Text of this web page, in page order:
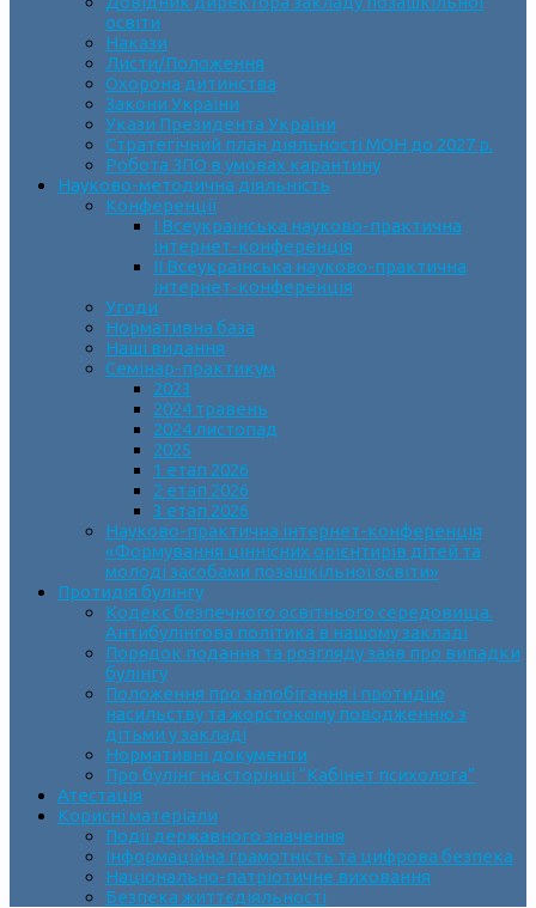
освіти
Накази
Листи/Положення
Охорона дитинства
Закони України
Укази Президента України
Стратегічний план діяльності МОН до 2027 р.
Робота ЗПО в умовах карантину
Науково-методична діяльність
Конференції
І Всеукраїнська науково-практична
інтернет-конференція
ІІ Всеукраїнська науково-практична
інтернет-конференція
Угоди
Нормативна база
Наші видання
Семінар-практикум
2023
2024 травень
2024 листопад
2025
1 етап 2026
2 етап 2026
3 етап 2026
Науково-практична інтернет-конференція
«Формування ціннісних орієнтирів дітей та
молоді засобами позашкільної освіти»
Протидія булінгу
Кодекс безпечного освітнього середовища.
Антибулінгова політика в нашому закладі
Порядок подання та розгляду заяв про випадки
булінгу
Положення про запобігання і протидію
насильству та жорстокому поводженню з
дітьми у закладі
Нормативні документи
Про булінг на сторінці “Кабінет психолога”
Атестація
Корисні матеріали
Події державного значення
Інформаційна грамотність та цифрова безпека
Національно-патріотичне виховання
Безпека життєдіяльності